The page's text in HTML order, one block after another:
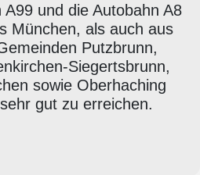
und die Autobahn A8
München, als auch aus
Putzbrunn,
Siegertsbrunn,
sowie Oberhaching
gut zu erreichen.